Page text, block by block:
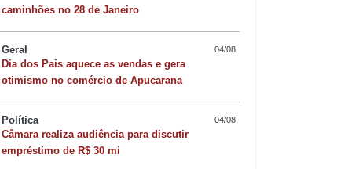
se muito o nome do professor e
de Apucarana, antiga Fecea.
sem, entanto, prejudicar sua
Quer sofisticar o
risoto de camarão
caminhões no 28 de Janeiro
Geral 04/08
Dia dos Pais aquece as vendas e gera
otimismo no comércio de Apucarana
Política 04/08
Câmara realiza audiência para discutir
empréstimo de R$ 30 mi